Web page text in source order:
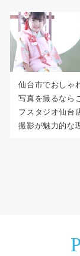
仙台市でおしゃ
写真を撮るなら
フスタジオ仙台
撮影が魅力的な